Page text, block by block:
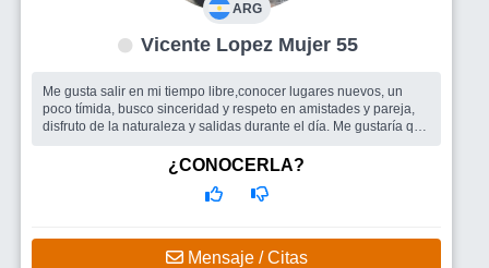
ARG
Vicente Lopez Mujer 55
Me gusta salir en mi tiempo libre,conocer lugares nuevos, un
poco tímida, busco sinceridad y respeto en amistades y pareja,
disfruto de la naturaleza y salidas durante el día. Me gustaría que
Compañía para salir o viajar, si esta la posibilidad pareja.
¿CONOCERLA?
Mensaje / Citas